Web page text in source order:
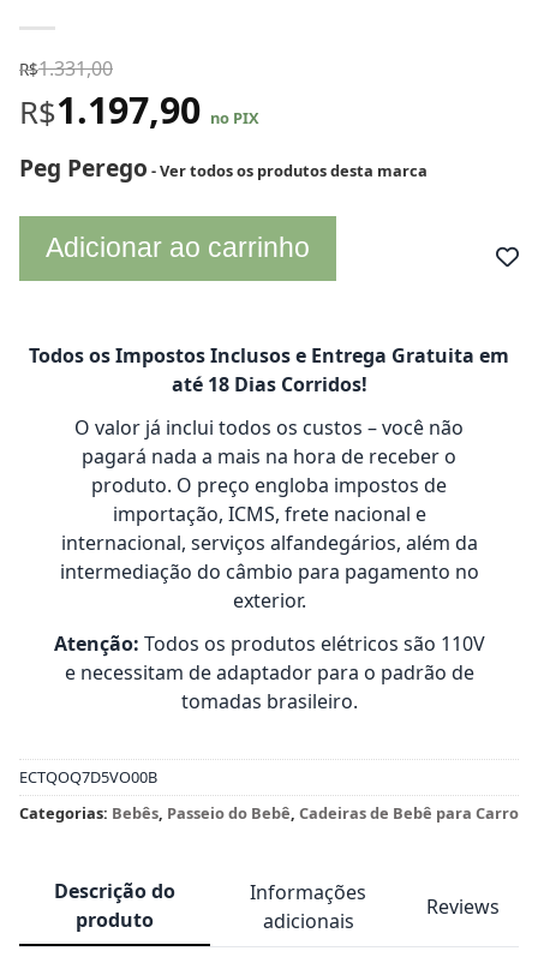
R$1.331,00
R$1.197,90 no PIX
Peg Perego - Ver todos os produtos desta marca
Adicionar ao carrinho
Todos os Impostos Inclusos e Entrega Gratuita em
até 18 Dias Corridos!
O valor já inclui todos os custos – você não
pagará nada a mais na hora de receber o
produto. O preço engloba impostos de
importação, ICMS, frete nacional e
internacional, serviços alfandegários, além da
intermediação do câmbio para pagamento no
exterior.
Atenção: Todos os produtos elétricos são 110V
e necessitam de adaptador para o padrão de
tomadas brasileiro.
ECTQOQ7D5VO00B
Categorias: Bebês, Passeio do Bebê, Cadeiras de Bebê para Carro
Descrição do
produto
Informações
adicionais
Reviews